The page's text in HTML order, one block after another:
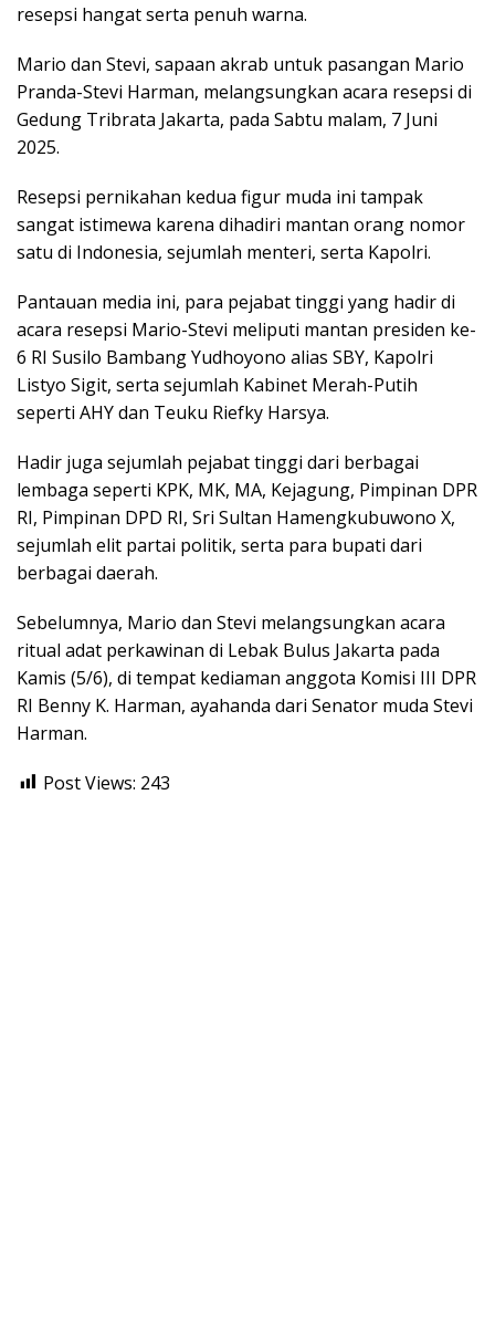
resepsi hangat serta penuh warna.
Mario dan Stevi, sapaan akrab untuk pasangan Mario
Pranda-Stevi Harman, melangsungkan acara resepsi di
Gedung Tribrata Jakarta, pada Sabtu malam, 7 Juni
2025.
Resepsi pernikahan kedua figur muda ini tampak
sangat istimewa karena dihadiri mantan orang nomor
satu di Indonesia, sejumlah menteri, serta Kapolri.
Pantauan media ini, para pejabat tinggi yang hadir di
acara resepsi Mario-Stevi meliputi mantan presiden ke-
6 RI Susilo Bambang Yudhoyono alias SBY, Kapolri
Listyo Sigit, serta sejumlah Kabinet Merah-Putih
seperti AHY dan Teuku Riefky Harsya.
Hadir juga sejumlah pejabat tinggi dari berbagai
lembaga seperti KPK, MK, MA, Kejagung, Pimpinan DPR
RI, Pimpinan DPD RI, Sri Sultan Hamengkubuwono X,
sejumlah elit partai politik, serta para bupati dari
berbagai daerah.
Sebelumnya, Mario dan Stevi melangsungkan acara
ritual adat perkawinan di Lebak Bulus Jakarta pada
Kamis (5/6), di tempat kediaman anggota Komisi III DPR
RI Benny K. Harman, ayahanda dari Senator muda Stevi
Harman.
Post Views: 243